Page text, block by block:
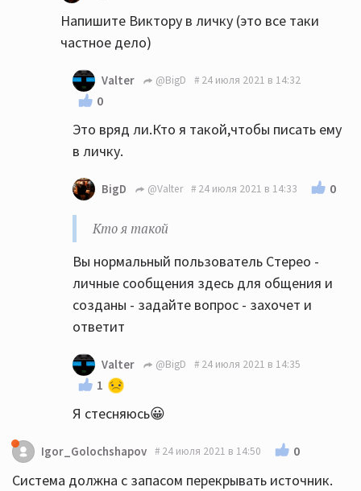
Напишите Виктору в личку (это все таки
частное дело)
Valter @BigD 24 июля 2021 в 14:32
0
Это вряд ли.Кто я такой,чтобы писать ему
в личку.
BigD @Valter 24 июля 2021 в 14:33 0
Кто я такой
Вы нормальный пользователь Стерео -
личные сообщения здесь для общения и
созданы - задайте вопрос - захочет и
ответит
Valter @BigD 24 июля 2021 в 14:35
1
Я стесняюсь😀
Igor_Golochshapov 24 июля 2021 в 14:50 0
Система должна с запасом перекрывать источник.